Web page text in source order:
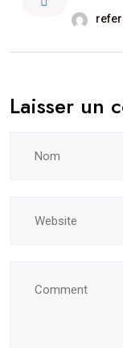
Laisser un